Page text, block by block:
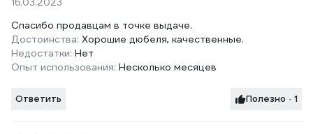
16.03.2023
Спасибо продавцам в точке выдаче.
Достоинства: Хорошие дюбеля, качественные.
Недостатки: Нет
Опыт использования: Несколько месяцев
Ответить Полезно · 1